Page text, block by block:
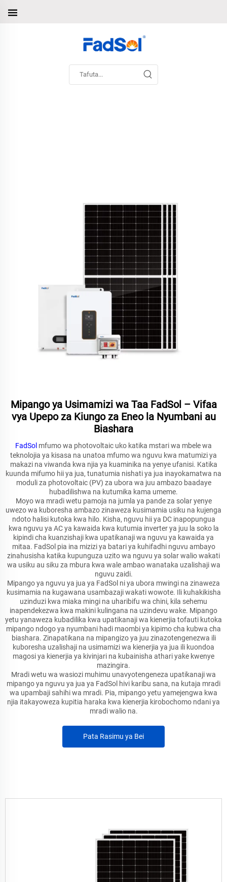
Mipango ya Usimamizi wa Taa FadSol – Vifaa
vya Upepo za Kiungo za Eneo la Nyumbani au
Biashara
FadSol mfumo wa photovoltaic uko katika mstari wa mbele wa
teknolojia ya kisasa na unatoa mfumo wa nguvu kwa matumizi ya
makazi na viwanda kwa njia ya kuaminika na yenye ufanisi. Katika
kuunda mifumo hii ya jua, tunatumia nishati ya jua inayokamatwa na
moduli za photovoltaic (PV) za ubora wa juu ambazo baadaye
hubadilishwa na kutumika kama umeme.
Moyo wa mradi wetu pamoja na jumla ya pande za solar yenye
uwezo wa kuboresha ambazo zinaweza kusimamia usiku na kujenga
ndoto halisi kutoka kwa hilo. Kisha, nguvu hii ya DC inapopungua
kwa nguvu ya AC ya kawaida kwa kutumia inverter ya juu la soko la
kipindi cha kuanzishaji kwa upatikanaji wa nguvu ya kawaida ya
mitaa. FadSol pia ina mizizi ya batari ya kuhifadhi nguvu ambayo
zinahusisha katika kupunguza uzito wa nguvu ya solar walio wakati
wa usiku au siku za mbura kwa wale ambao wanataka uzalishaji wa
nguvu zaidi.
Mipango ya nguvu ya jua ya FadSol ni ya ubora mwingi na zinaweza
kusimamia na kugawana usambazaji wakati wowote. Ili kuhakikisha
uzinduzi kwa miaka mingi na uharibifu wa chini, kila sehemu
inapendekezwa kwa makini kulingana na uzindevu wake. Mipango
yetu yanaweza kubadilika kwa upatikanaji wa kienerjia tofauti kutoka
mipango ndogo ya nyumbani hadi maombi ya kipimo cha kubwa cha
biashara. Zinapatikana na mipangizo ya juu zinazotengenezwa ili
kuboresha uzalishaji na usimamizi wa kienerjia ya jua ili kuondoa
magosi ya kienerjia ya kivinjari na kubainisha athari yake kwenye
mazingira.
Mradi wetu wa wasiozi muhimu unavyotengeneza upatikanaji wa
mipango ya nguvu ya jua ya FadSol hivi karibu sana, na kutaja mradi
wa upambaji sahihi wa mradi. Pia, mipango yetu yamejengwa kwa
njia itakayoweza kupitia haraka kwa kienerjia kirobochomo ndani ya
mradi walio na.
Pata Rasimu ya Bei